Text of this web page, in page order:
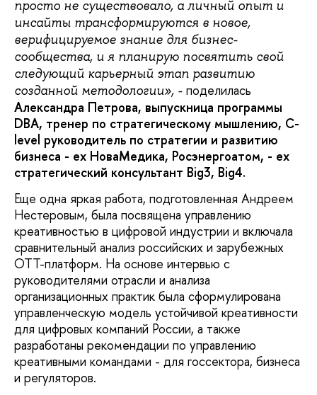
просто не существовало, а личный опыт и
инсайты трансформируются в новое,
верифицируемое знание для бизнес-
сообщества, и я планирую посвятить свой
следующий карьерный этап развитию
созданной методологии», - поделилась
Александра Петрова, выпускница программы
DBA, тренер по стратегическому мышлению, C-
level руководитель по стратегии и развитию
бизнеса - ex НоваМедика, Росэнергоатом, - ex
стратегический консультант Big3, Big4.
Еще одна яркая работа, подготовленная Андреем
Нестеровым, была посвящена управлению
креативностью в цифровой индустрии и включала
сравнительный анализ российских и зарубежных
OTT-платформ. На основе интервью с
руководителями отрасли и анализа
организационных практик была сформулирована
управленческую модель устойчивой креативности
для цифровых компаний России, а также
разработаны рекомендации по управлению
креативными командами - для госсектора, бизнеса
и регуляторов.